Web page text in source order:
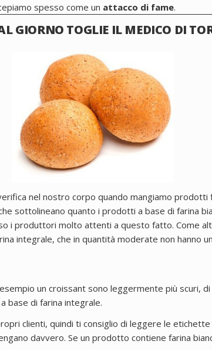
spesso come un attacco di fame.
GIORNO TOGLIE IL MEDICO DI
nel nostro corpo quando mangiamo prodotti
sottolineano quanto i prodotti a base di farina
i produttori molto attenti a questo fatto. Come
integrale, che in quantità moderate non hanno
un croissant sono leggermente più scuri,
base di farina integrale.
clienti, quindi ti consiglio di leggere le etichette
davvero. Se un prodotto contiene farina